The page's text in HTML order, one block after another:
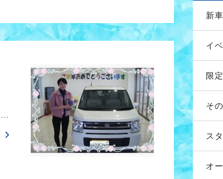
新
イ
限
そ
ス
オ